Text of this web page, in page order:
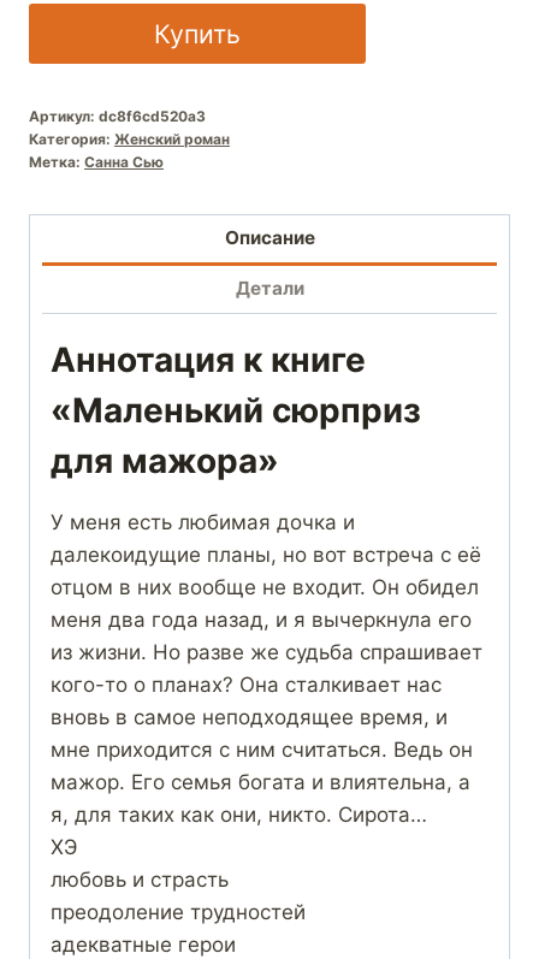
Купить
Артикул: dc8f6cd520a3
Категория: Женский роман
Метка: Санна Сью
Описание
Детали
Аннотация к книге
«Маленький сюрприз
для мажора»
У меня есть любимая дочка и
далекоидущие планы, но вот встреча с её
отцом в них вообще не входит. Он обидел
меня два года назад, и я вычеркнула его
из жизни. Но разве же судьба спрашивает
кого-то о планах? Она сталкивает нас
вновь в самое неподходящее время, и
мне приходится с ним считаться. Ведь он
мажор. Его семья богата и влиятельна, а
я, для таких как они, никто. Сирота…
ХЭ
любовь и страсть
преодоление трудностей
адекватные герои